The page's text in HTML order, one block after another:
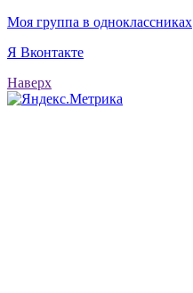
Моя группа в одноклассниках
Я Вконтакте
Наверх